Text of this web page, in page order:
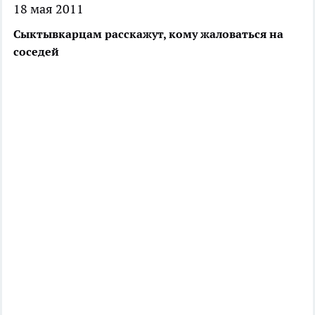
18 мая 2011
Сыктывкарцам расскажут, кому жаловаться на
соседей